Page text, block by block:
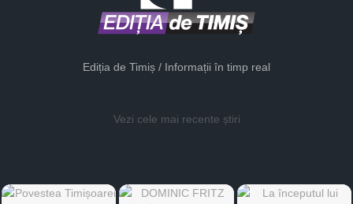
Ediția de Timiș / Informații în timp real
Vezi cele mai recente știri